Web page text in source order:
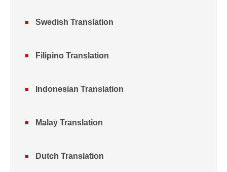
Swedish Translation
Filipino Translation
Indonesian Translation
Malay Translation
Dutch Translation